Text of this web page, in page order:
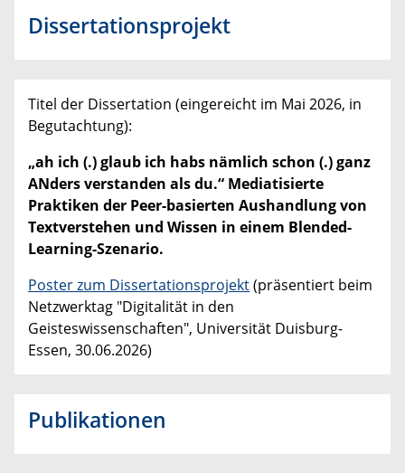
Dissertationsprojekt
Titel der Dissertation (eingereicht im Mai 2026, in
Begutachtung):
„ah ich (.) glaub ich habs nämlich schon (.) ganz
ANders verstanden als du.“ Mediatisierte
Praktiken der Peer-basierten Aushandlung von
Textverstehen und Wissen in einem Blended-
Learning-Szenario.
Poster zum Dissertationsprojekt(präsentiert beim
Netzwerktag "Digitalität in den
Geisteswissenschaften", Universität Duisburg-
Essen, 30.06.2026)
Publikationen